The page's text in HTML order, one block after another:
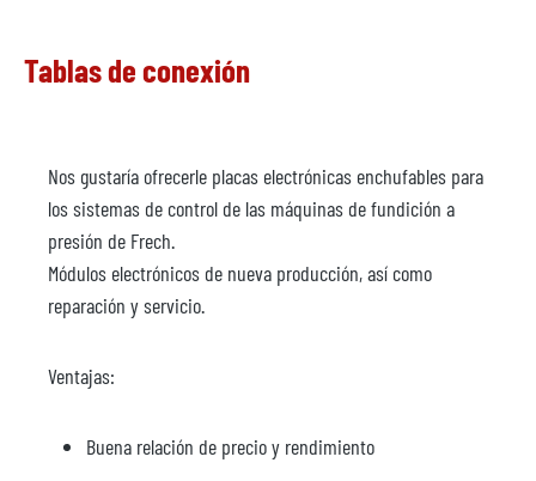
Tablas de conexión
Nos gustaría ofrecerle placas electrónicas enchufables para
los sistemas de control de las máquinas de fundición a
presión de Frech.
Módulos electrónicos de nueva producción, así como
reparación y servicio.
Ventajas:
Buena relación de precio y rendimiento